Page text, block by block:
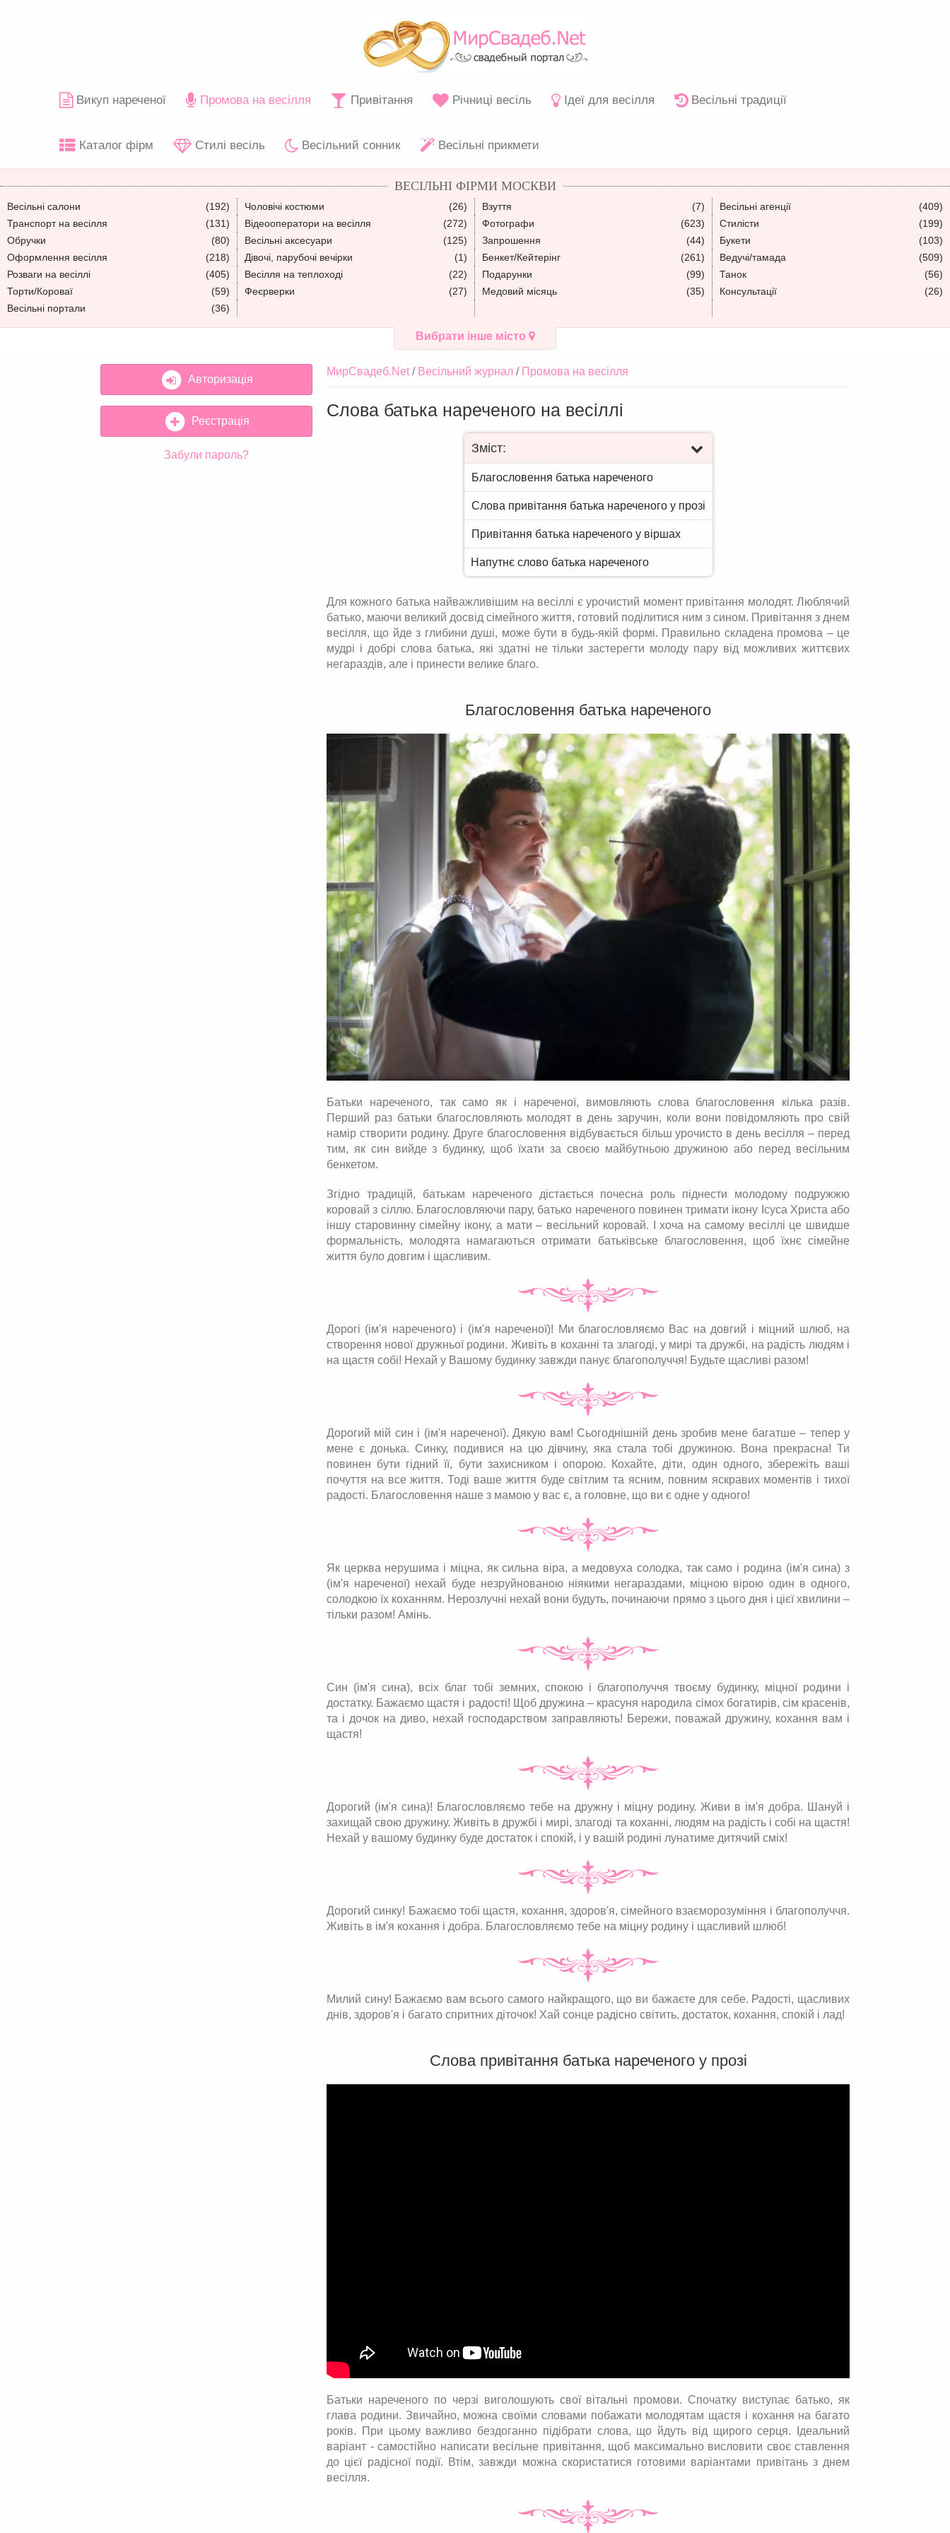
Викуп нареченої Промова на весілля Привітання Річниці весіль Ідеї для весілля Весільні традиції
Каталог фірм Стилі весіль Весільний сонник Весільні прикмети
ВЕСІЛЬНІ ФІРМИ МОСКВИ
Весільні салони (192) Чоловічі костюми (26) Взуття (7) Весільні агенції
(409)
Транспорт на весілля
(131) Відеооператори на весілля (272) Фотографи (623) Стилісти
(199)
Обручки
(80) Весільні аксесуари (125) Запрошення (44) Букети
(103)
Оформлення весілля
(218) Дівочі, парубочі вечірки (1) Бенкет/Кейтерінг (261) Ведучі/тамада
(509)
Розваги на весіллі
(405) Весілля на теплоході (22) Подарунки (99) Танок
(56)
Торти/Короваї
(59) Феєрверки (27) Медовий місяць (35) Консультації
(26)
Весільні портали
(36)
Вибрати інше місто
МирСвадеб.Net Весільний журнал Промова на весілля
Слова батька нареченого на весіллі
Зміст:
Благословення батька нареченого
Слова привітання батька нареченого у прозі
Привітання батька нареченого у віршах
Напутнє слово батька нареченого
Для кожного батька найважливішим на весіллі є урочистий момент привітання молодят. Люблячий
батько, маючи великий досвід сімейного життя, готовий поділитися ним з сином. Привітання з днем
весілля, що йде з глибини душі, може бути в будь-якій формі. Правильно складена промова – це
мудрі і добрі слова батька, які здатні не тільки застерегти молоду пару від можливих життєвих
негараздів, але і принести велике благо.
Благословення батька нареченого
Батьки нареченого, так само як і нареченої, вимовляють слова благословення кілька разів.
Перший раз батьки благословляють молодят в день заручин, коли вони повідомляють про свій
намір створити родину. Друге благословення відбувається більш урочисто в день весілля – перед
тим, як син вийде з будинку, щоб їхати за своєю майбутньою дружиною або перед весільним
бенкетом.
Згідно традицій, батькам нареченого дістається почесна роль піднести молодому подружжю
коровай з сіллю. Благословляючи пару, батько нареченого повинен тримати ікону Ісуса Христа або
іншу старовинну сімейну ікону, а мати – весільний коровай. І хоча на самому весіллі це швидше
формальність, молодята намагаються отримати батьківське благословення, щоб їхнє сімейне
життя було довгим і щасливим.
Дорогі (ім'я нареченого) і (ім'я нареченої)! Ми благословляємо Вас на довгий і міцний шлюб, на
створення нової дружньої родини. Живіть в коханні та злагоді, у мирі та дружбі, на радість людям і
на щастя собі! Нехай у Вашому будинку завжди панує благополуччя! Будьте щасливі разом!
Дорогий мій син і (ім'я нареченої). Дякую вам! Сьогоднішній день зробив мене багатше – тепер у
мене є донька. Синку, подивися на цю дівчину, яка стала тобі дружиною. Вона прекрасна! Ти
повинен бути гідний її, бути захисником і опорою. Кохайте, діти, один одного, збережіть ваші
почуття на все життя. Тоді ваше життя буде світлим та ясним, повним яскравих моментів і тихої
радості. Благословення наше з мамою у вас є, а головне, що ви є одне у одного!
Як церква нерушима і міцна, як сильна віра, а медовуха солодка, так само і родина (ім'я сина) з
(ім'я нареченої) нехай буде незруйнованою ніякими негараздами, міцною вірою один в одного,
солодкою їх коханням. Нерозлучні нехай вони будуть, починаючи прямо з цього дня і цієї хвилини –
тільки разом! Амінь.
Син (ім'я сина), всіх благ тобі земних, спокою і благополуччя твоєму будинку, міцної родини і
достатку. Бажаємо щастя і радості! Щоб дружина – красуня народила сімох богатирів, сім красенів,
та і дочок на диво, нехай господарством заправляють! Бережи, поважай дружину, кохання вам і
щастя!
Дорогий (ім'я сина)! Благословляємо тебе на дружну і міцну родину. Живи в ім'я добра. Шануй і
захищай свою дружину. Живіть в дружбі і мирі, злагоді та коханні, людям на радість і собі на щастя!
Нехай у вашому будинку буде достаток і спокій, і у вашій родині лунатиме дитячий сміх!
Дорогий синку! Бажаємо тобі щастя, кохання, здоров'я, сімейного взаєморозуміння і благополуччя.
Живіть в ім'я кохання і добра. Благословляємо тебе на міцну родину і щасливий шлюб!
Милий сину! Бажаємо вам всього самого найкращого, що ви бажаєте для себе. Радості, щасливих
днів, здоров'я і багато спритних діточок! Хай сонце радісно світить, достаток, кохання, спокій і лад!
Слова привітання батька нареченого у прозі
Батьки нареченого по черзі виголошують свої вітальні промови. Спочатку виступає батько, як
глава родини. Звичайно, можна своїми словами побажати молодятам щастя і кохання на багато
років. При цьому важливо бездоганно підібрати слова, що йдуть від щирого серця. Ідеальний
варіант - самостійно написати весільне привітання, щоб максимально висловити своє ставлення
до цієї радісної події. Втім, завжди можна скористатися готовими варіантами привітань з днем
весілля.
Авторизація
Реєстрація
Забули пароль?